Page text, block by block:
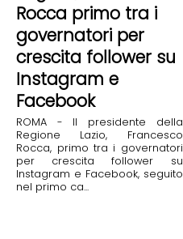
Rocca primo tra i
governatori per
crescita follower su
Instagram e
Facebook
ROMA - Il presidente della
Regione Lazio, Francesco
Rocca, primo tra i governatori
per crescita follower su
Instagram e Facebook, seguito
nel primo ca...